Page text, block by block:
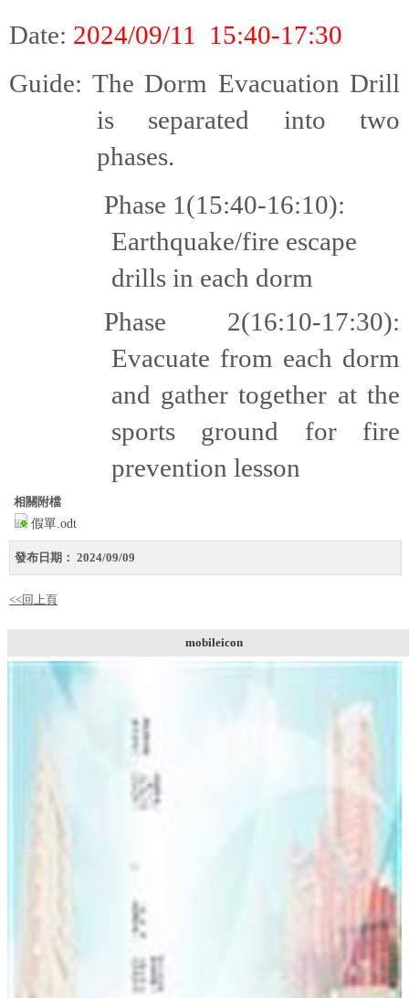
Date: 2024/09/11 15:40-17:30
Guide: The Dorm Evacuation Drill
is separated into two
phases.
Phase 1(15:40-16:10):
Earthquake/fire escape
drills in each dorm
Phase 2(16:10-17:30):
Evacuate from each dorm
and gather together at the
sports ground for fire
prevention lesson
相關附檔
假單.odt
發布日期： 2024/09/09
<<回上頁
mobileicon